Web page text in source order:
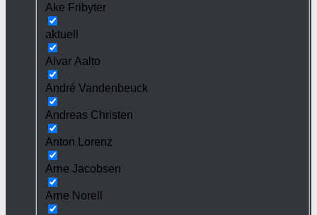
Ake Fribyter
aktuell
Alvar Aalto
André Vandenbeuck
Andreas Christen
Anton Lorenz
Arne Jacobsen
Arne Norell